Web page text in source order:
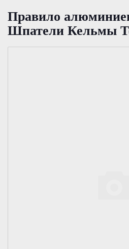
Правило
Шпатели Кельмы